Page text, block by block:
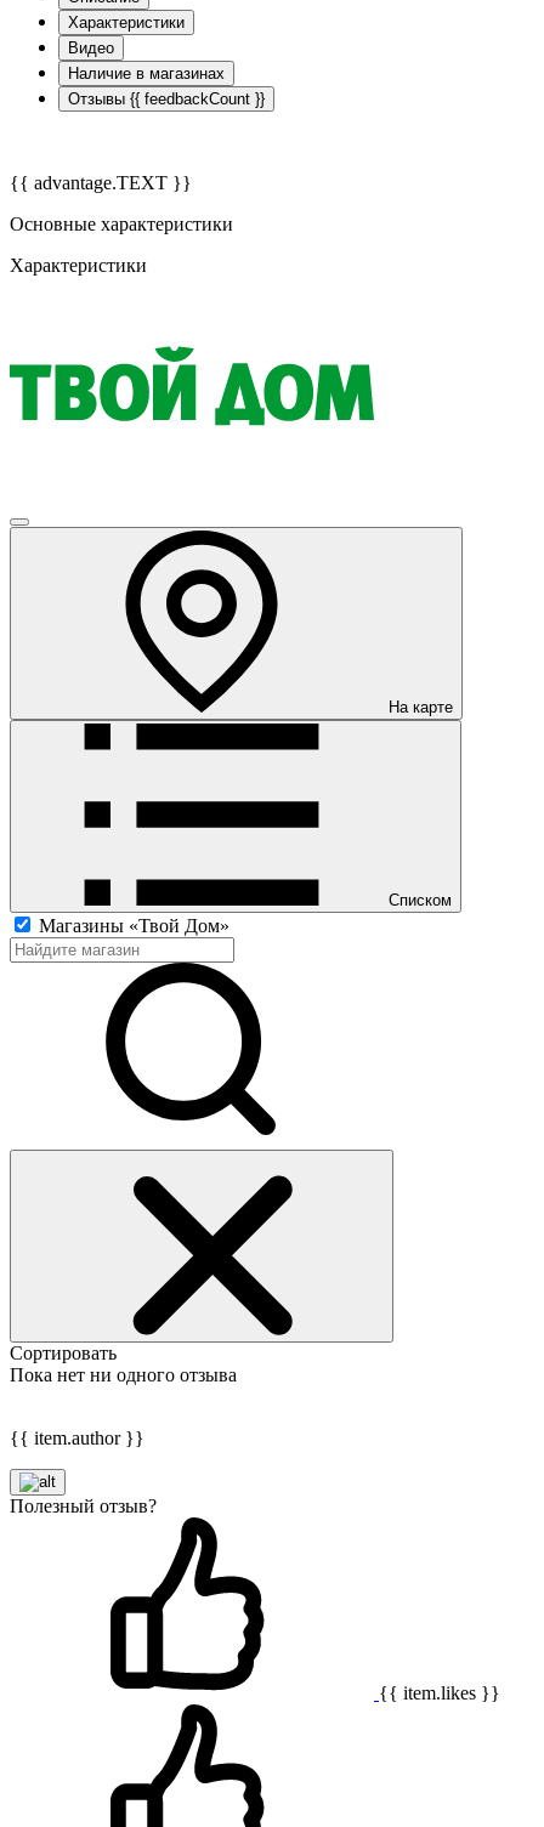
Характеристики
Видео
Наличие в магазинах
Отзывы {{ feedbackCount }}
{{ advantage.TEXT }}
Основные характеристики
Характеристики
На карте
Списком
Магазины «Твой Дом»
Сортировать
Пока нет ни одного отзыва
{{ item.author }}
Полезный отзыв?
{{ item.likes }}